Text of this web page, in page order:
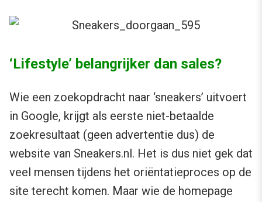
‘Lifestyle’ belangrijker dan sales?
Wie een zoekopdracht naar ‘sneakers’ uitvoert
in Google, krijgt als eerste niet-betaalde
zoekresultaat (geen advertentie dus) de
website van Sneakers.nl. Het is dus niet gek dat
veel mensen tijdens het oriëntatieproces op de
site terecht komen. Maar wie de homepage